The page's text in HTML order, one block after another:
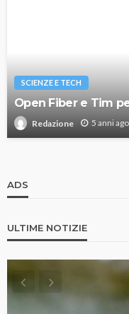
SCIENZE E TECH
Open Fiber e Tim
Redazione 5 anni ago
ADS
ULTIME NOTIZIE